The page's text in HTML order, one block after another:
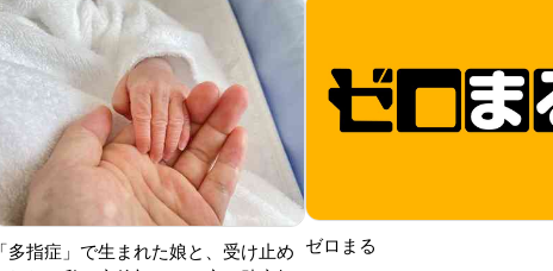
「多指症」で生まれた娘と、受け止め ゼロまる